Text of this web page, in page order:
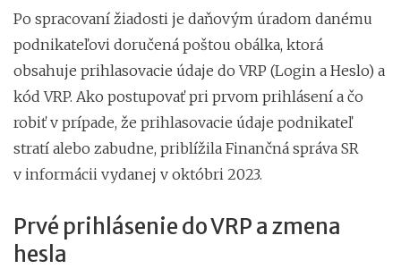
Po spracovaní žiadosti je daňovým úradom danému
podnikateľovi doručená poštou obálka, ktorá
obsahuje prihlasovacie údaje do VRP (Login a Heslo) a
kód VRP. Ako postupovať pri prvom prihlásení a čo
robiť v prípade, že prihlasovacie údaje podnikateľ
stratí alebo zabudne, priblížila Finančná správa SR
v informácii vydanej v októbri 2023.
Prvé prihlásenie do VRP a zmena
hesla